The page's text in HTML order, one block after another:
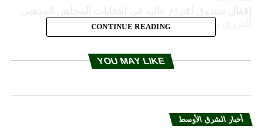
الدرزي وبدء فرز الأصواتCONTINUE READING
YOU MAY LIKE
أخبار الشرق الأوسط